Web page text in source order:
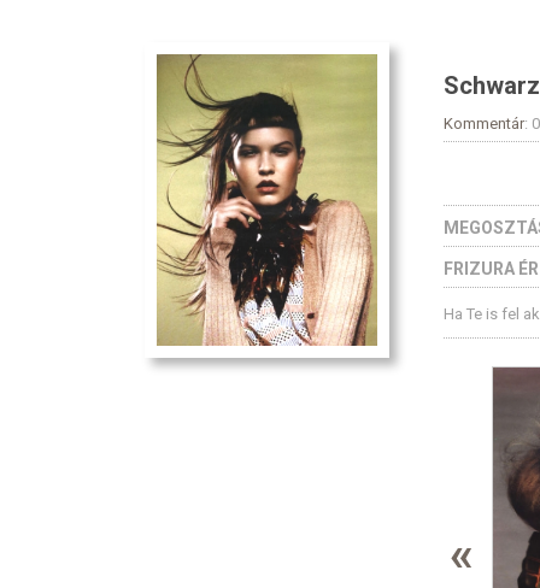
Kommentár:
FRIZURA
Ha Te is fel
«